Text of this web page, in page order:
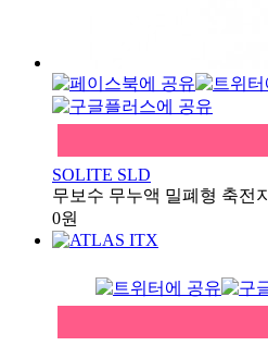
SOLITE SLD
무보수 무누액 밀폐형 축전지
0원